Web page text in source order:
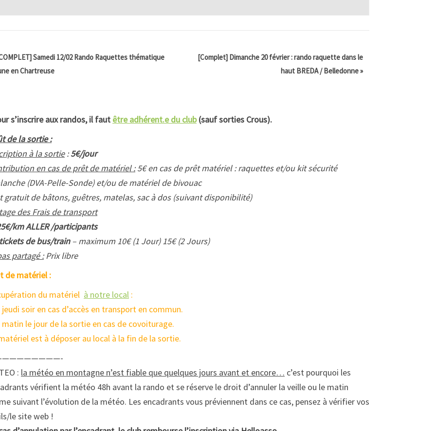
Samedi 12/02 Rando Raquettes thématique
en Chartreuse
[Complet] Dimanche 20 février : rando raquette dans le
haut BREDA / Belledonne»
s’inscrire aux randos, il faut être adhérent.e du club(sauf sorties Crous).
de la sortie :
à la sortie:5€/jour
en cas de prêt de matériel :5€ en cas de prêt matériel : raquettes et/ou kit sécurité
(DVA-Pelle-Sonde) et/ou de matériel de bivouac
gratuit de bâtons, guêtres, matelas, sac à dos (suivant disponibilité)
des Frais de transport
km ALLER /participants
de bus/train– maximum 10€ (1 Jour) 15€ (2 Jours)
partagé :Prix libre
de matériel :
du matériel à notre local :
jeudi soir en cas d’accès en transport en commun.
matin le jour de la sortie en cas de covoiturage.
est à déposer au local à la fin de la sortie.
: la météo en montagne n’est fiable que quelques jours avant et encore… c’est pourquoi les
vérifient la météo 48h avant la rando et se réserve le droit d’annuler la veille ou le matin
suivant l’évolution de la météo. Les encadrants vous préviennent dans ce cas, pensez à vérifier vos
le site web !